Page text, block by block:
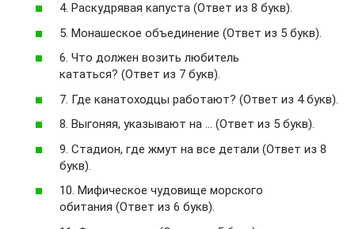
4. Раскудрявая капуста (Ответ из 8 букв).
5. Монашеское объединение (Ответ из 5 букв).
6. Что должен возить любитель
кататься? (Ответ из 7 букв).
7. Где канатоходцы работают? (Ответ из 4 букв).
8. Выгоняя, указывают на … (Ответ из 5 букв).
9. Стадион, где жмут на все детали (Ответ из 8
букв).
10. Мифическое чудовище морского
обитания (Ответ из 6 букв).